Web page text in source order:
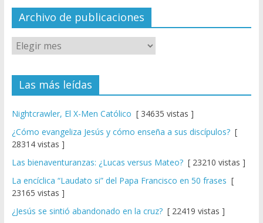
el
Archivo de publicaciones
Las más leídas
Nightcrawler, El X-Men Católico [ 34635 vistas ]
¿Cómo evangeliza Jesús y cómo enseña a sus discípulos?[
28314 vistas ]
Las bienaventuranzas: ¿Lucas versus Mateo?[ 23210 vistas ]
La encíclica “Laudato si” del Papa Francisco en 50 frases [
23165 vistas ]
¿Jesús se sintió abandonado en la cruz?[ 22419 vistas ]